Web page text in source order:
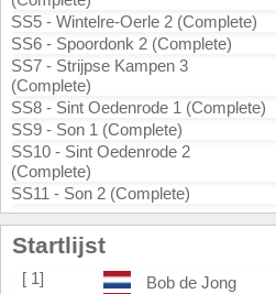
SS5 - Wintelre-Oerle 2 (Complete)
SS6 - Spoordonk 2 (Complete)
SS7 - Strijpse Kampen 3
(Complete)
SS8 - Sint Oedenrode 1 (Complete)
SS9 - Son 1 (Complete)
SS10 - Sint Oedenrode 2
(Complete)
SS11 - Son 2 (Complete)
Startlijst
[ 1]
Bob de Jong